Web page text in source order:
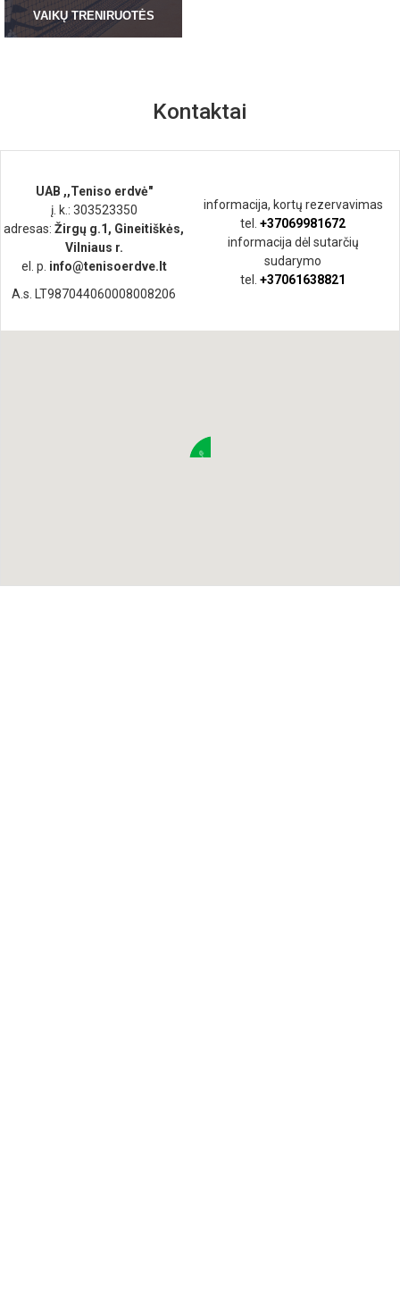
VAIKŲ TRENIRUOTĖS
Kontaktai
UAB ,,Teniso erdvė"
į. k.: 303523350
adresas: Žirgų g.1, Gineitiškės,
Vilniaus r.
el. p. info@tenisoerdve.lt
A.s. LT987044060008008206
informacija, kortų rezervavimas
tel. +37069981672
informacija dėl sutarčių
sudarymo
tel. +37061638821